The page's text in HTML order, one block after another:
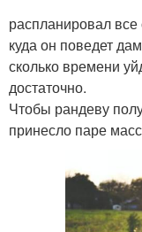
распланировал все
куда он поведет
сколько времени
достаточно.
Чтобы рандеву
принесло паре